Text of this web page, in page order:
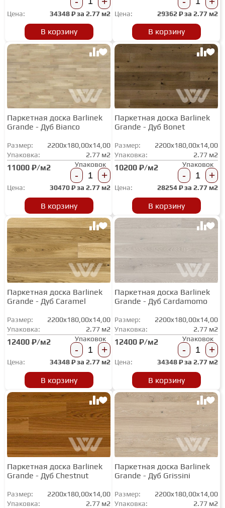
Цена: 34348₽ за 2.77 м2
В корзину
Цена: 29362₽ за 2.77 м2
В корзину
Паркетная доска Barlinek
Grande - Дуб Bianco
Размер:
2200x180,00x14,00
Упаковка:
2.77 м2
11000 ₽/м2 Упаковок
- +
Цена: 30470₽ за 2.77 м2
В корзину
Паркетная доска Barlinek
Grande - Дуб Bonet
Размер:
2200x180,00x14,00
Упаковка:
2.77 м2
10200 ₽/м2 Упаковок
- +
Цена: 28254₽ за 2.77 м2
В корзину
Паркетная доска Barlinek
Grande - Дуб Caramel
Размер:
2200x180,00x14,00
Упаковка:
2.77 м2
12400 ₽/м2 Упаковок
- +
Цена: 34348₽ за 2.77 м2
В корзину
Паркетная доска Barlinek
Grande - Дуб Cardamomo
Размер:
2200x180,00x14,00
Упаковка:
2.77 м2
12400 ₽/м2 Упаковок
- +
Цена: 34348₽ за 2.77 м2
В корзину
Паркетная доска Barlinek
Grande - Дуб Chestnut
Размер:
2200x180,00x14,00
Упаковка:
2.77 м2
Паркетная доска Barlinek
Grande - Дуб Grissini
Размер:
2200x180,00x14,00
Упаковка:
2.77 м2